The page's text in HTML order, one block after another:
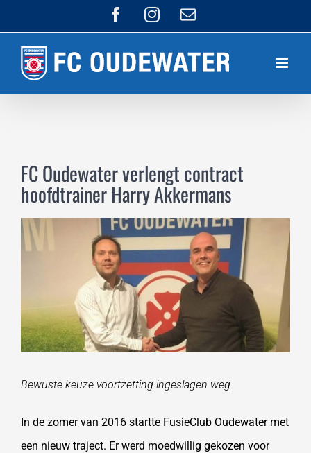
naar
inhoud
FacebookInstagram
E-
mail
FC Oudewater verlengt contract
hoofdtrainer Harry Akkermans
Bekijk
grotere
Bewuste keuze voortzetting ingeslagen weg
In de zomer van 2016 startte FusieClub Oudewater met
een nieuw traject. Er werd moedwillig gekozen voor